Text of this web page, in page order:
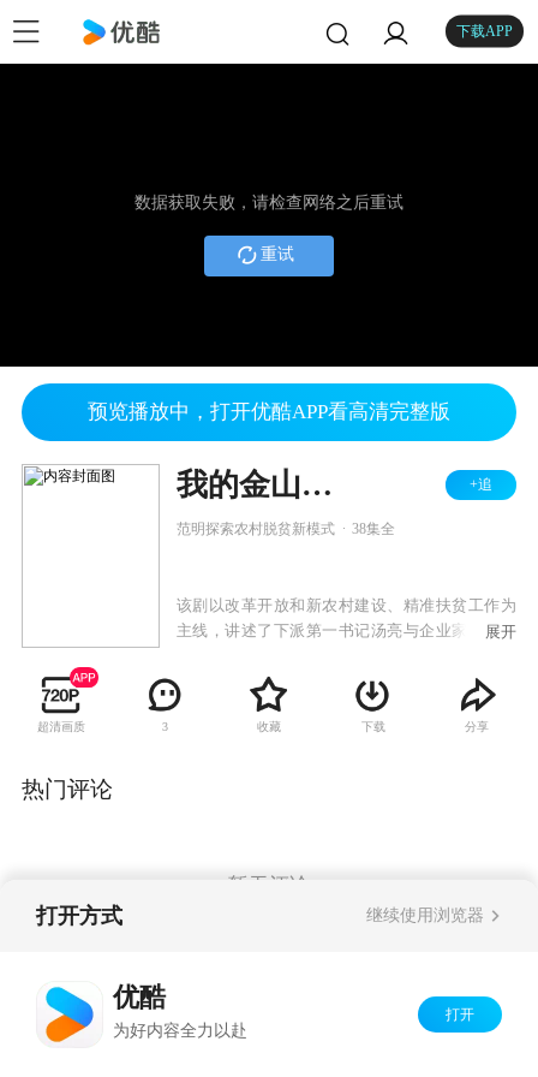
下载APP
数据获取失败，请检查网络之后重试
重试
预览播放中，打开优酷APP看高清完整版
我的金山银山 +追
范明探索农村脱贫新模式 38集全
该剧以改革开放和新农村建设、精准扶贫工作为
主线，讲述了下派第一书记汤亮与企业家汤小君
让家乡脱贫致富奔小康的故事。故事围绕炸掉污
染严重的水泥厂、扶贫、村主任改选、修路、征
地拆迁和回迁、联营养殖和种植、发展旅游和占
展开
超清画质 3 收藏 下载 分享
热门评论
暂无评论
打开方式 继续使用浏览器
优酷
为好内容全力以赴
打开